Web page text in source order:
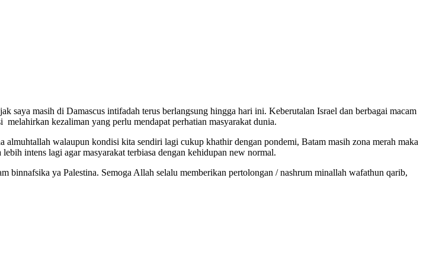
saya masih di Damascus intifadah terus berlangsung hingga hari ini. Keberutalan Israel dan berbagai macam
kezaliman yang perlu mendapat perhatian masyarakat dunia.
walaupun kondisi kita sendiri lagi cukup khathir dengan pondemi, Batam masih zona merah maka
intens lagi agar masyarakat terbiasa dengan kehidupan new normal.
ya Palestina. Semoga Allah selalu memberikan pertolongan / nashrum minallah wafathun qarib,